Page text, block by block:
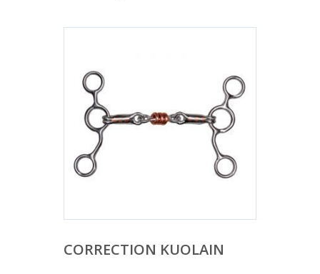
CORRECTION KUOLAIN